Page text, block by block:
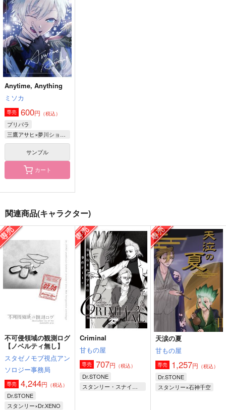
944円（税込）
スタンリー×Dr.XENO
サンプル
作品詳細
cardboard.
1,257
スタンリー×Dr.XENO
サンプル
作品詳細
ポップコーン戦隊
1,100円（税込）
スタンリー×ゼノ
サンプル
作品詳細
健康的宇宙。
629円（税込）
スタンリー×Dr.XENO
サンプル
作品詳細
Anytime, Anything
ミソカ
専売 600円 （税込）
プリパラ
三鷹アサヒ×夢川ショウゴ×高瀬コヨイ
サンプル
カート
関連商品(キャラクター)
不可侵領域の観測ログ
【ノベルティ無し】
スタゼノモブ視点アン
ソロジー事務局
専売 4,244円 （税込）
Dr.STONE
スタンリー×Dr.XENO
Criminal
甘もの屋
専売 707円 （税込）
Dr.STONE
スタンリー・スナイダー
天涙の夏
甘もの屋
専売 1,257円 （税込）
Dr.STONE
スタンリー×石神千空